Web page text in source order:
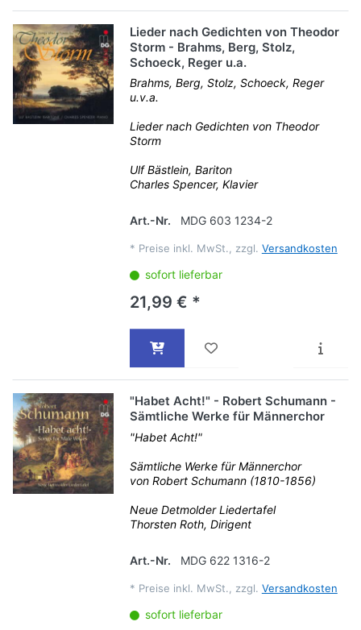
Lieder nach Gedichten von Theodor
Storm - Brahms, Berg, Stolz,
Schoeck, Reger u.a.
Brahms, Berg, Stolz, Schoeck, Reger
u.v.a.
Lieder nach Gedichten von Theodor
Storm
Ulf Bästlein, Bariton
Charles Spencer, Klavier
Art.-Nr. MDG 603 1234-2
* Preise inkl. MwSt., zzgl. Versandkosten
sofort lieferbar
21,99 € *
"Habet Acht!" - Robert Schumann -
Sämtliche Werke für Männerchor
"Habet Acht!"
Sämtliche Werke für Männerchor
von Robert Schumann (1810-1856)
Neue Detmolder Liedertafel
Thorsten Roth, Dirigent
Art.-Nr. MDG 622 1316-2
* Preise inkl. MwSt., zzgl. Versandkosten
sofort lieferbar